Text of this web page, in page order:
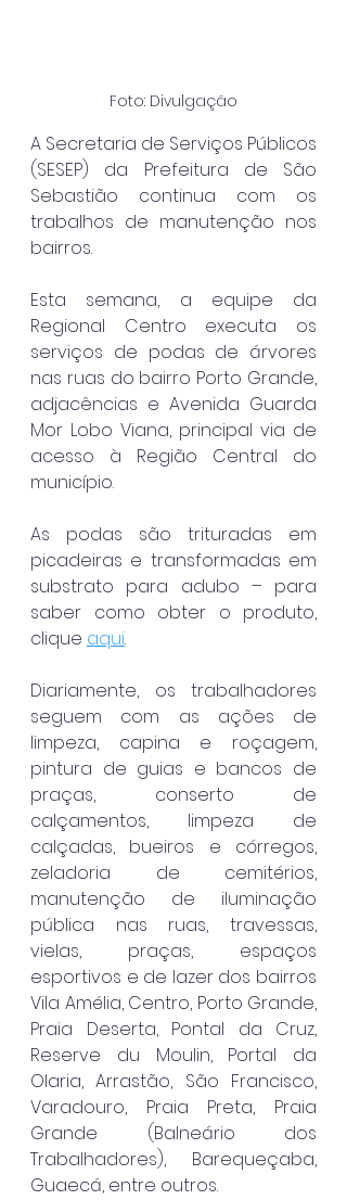
Foto: Divulgação
A Secretaria de Serviços Públicos
(SESEP) da Prefeitura de São
Sebastião continua com os
trabalhos de manutenção nos
bairros.
Esta semana, a equipe da
Regional Centro executa os
serviços de podas de árvores
nas ruas do bairro Porto Grande,
adjacências e Avenida Guarda
Mor Lobo Viana, principal via de
acesso à Região Central do
município.
As podas são trituradas em
picadeiras e transformadas em
substrato para adubo – para
saber como obter o produto,
clique aqui.
Diariamente, os trabalhadores
seguem com as ações de
limpeza, capina e roçagem,
pintura de guias e bancos de
praças, conserto de
calçamentos, limpeza de
calçadas, bueiros e córregos,
zeladoria de cemitérios,
manutenção de iluminação
pública nas ruas, travessas,
vielas, praças, espaços
esportivos e de lazer dos bairros
Vila Amélia, Centro, Porto Grande,
Praia Deserta, Pontal da Cruz,
Reserve du Moulin,
Portal da
Olaria, Arrastão, São Francisco,
Varadouro, Praia Preta, Praia
Grande (Balneário dos
Trabalhadores), Barequeçaba,
Guaecá, entre outros.